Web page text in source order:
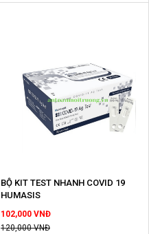
BỘ KIT TEST NHANH COVID 19
HUMASIS
102,000 VNĐ
120,000 VNĐ